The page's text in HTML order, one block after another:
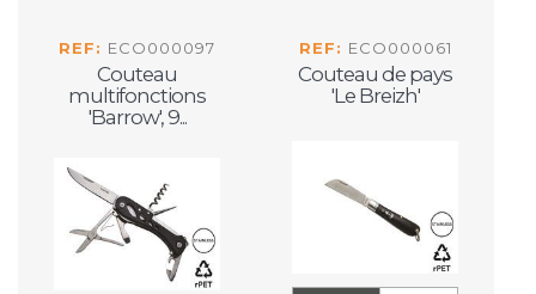
REF: ECO000097
Couteau
multifonctions
'Barrow', 9...
REF: ECO000061
Couteau de pays
'Le Breizh'